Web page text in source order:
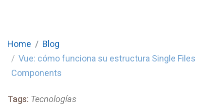
Home
Blog
Vue: cómo funciona su estructura Single Files
Components
Tags: Tecnologías